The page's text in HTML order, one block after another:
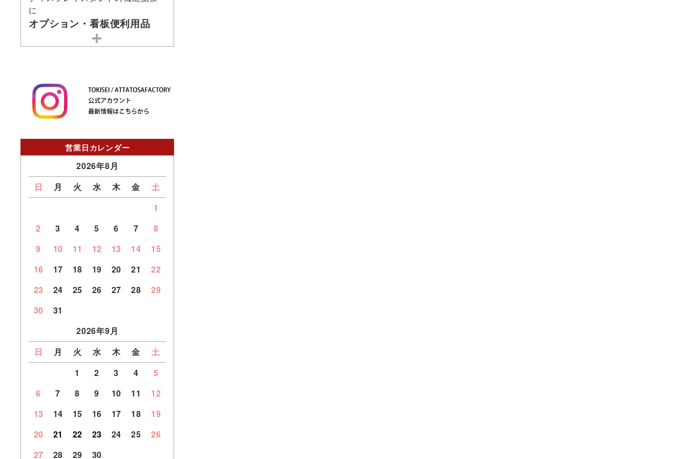
に
オプション・看板便利用品
営業日カレンダー
2026年8月
日
月 火 水 木 金
土
1
2
3 4 5 6 7
8
9
10 11 12 13 14
15
16
17 18 19 20 21
22
23
24 25 26 27 28
29
30
31
2026年9月
日
月 火 水 木 金
土
1
2 3 4
5
6
7 8 9 10 11
12
13
14 15 16 17 18
19
20
21 22 23 24 25
26
27
28 29 30